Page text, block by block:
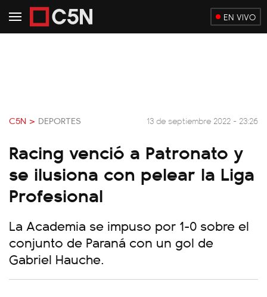
EN VIVO
C5N > DEPORTES 13 de septiembre 2022 - 23:26
Racing venció a Patronato y
se ilusiona con pelear la Liga
Profesional
La Academia se impuso por 1-0 sobre el
conjunto de Paraná con un gol de
Gabriel Hauche.